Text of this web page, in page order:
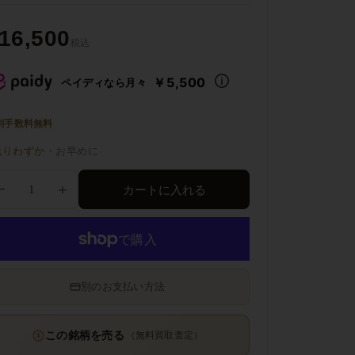
税込
ペイディなら月々 ￥5,500
手数料無料
りわずか ・お早めに
＋ カートに入れる
別のお支払い方法
この銘柄を売る （無料買取査定）